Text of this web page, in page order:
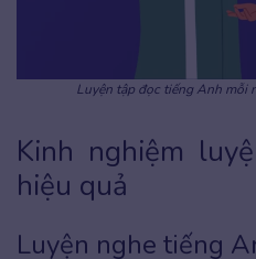
Luyện tập đọc tiếng Anh mỗi
Kinh nghiệm
hiệu quả
Luyện nghe tiếng